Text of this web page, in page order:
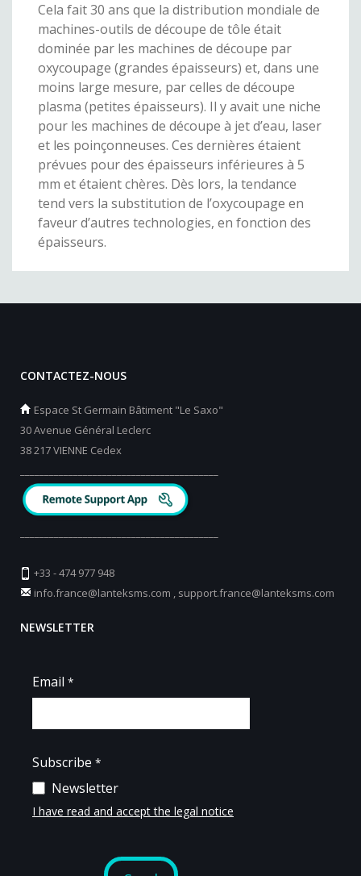
Cela fait 30 ans que la distribution mondiale de
machines-outils de découpe de tôle était
dominée par les machines de découpe par
oxycoupage (grandes épaisseurs) et, dans une
moins large mesure, par celles de découpe
plasma (petites épaisseurs). Il y avait une niche
pour les machines de découpe à jet d’eau, laser
et les poinçonneuses. Ces dernières étaient
prévues pour des épaisseurs inférieures à 5
mm et étaient chères. Dès lors, la tendance
tend vers la substitution de l’oxycoupage en
faveur d’autres technologies, en fonction des
épaisseurs.
CONTACTEZ-NOUS
Espace St Germain Bâtiment "Le Saxo"
30 Avenue Général Leclerc
38 217 VIENNE Cedex
+33 - 474 977 948
info.france@lanteksms.com
support.france@lanteksms.com
NEWSLETTER